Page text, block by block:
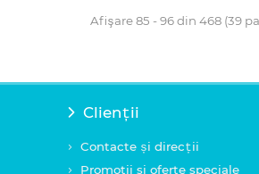
Afişare 85 - 96 din 468 (39
Clienții
Contacte și direcții
Promotii si oferte speciale